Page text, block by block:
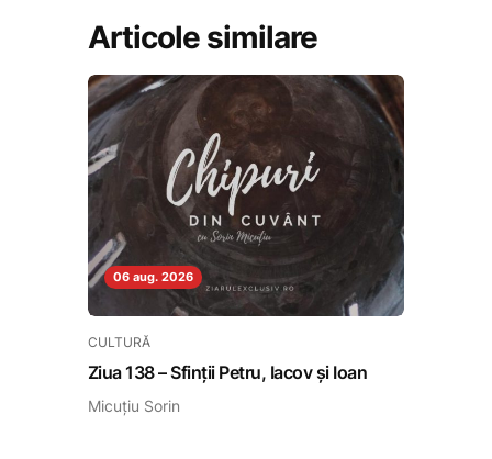
Articole similare
06 aug. 2026
CULTURĂ
Ziua 138 – Sfinții Petru, Iacov și Ioan
Micuțiu Sorin